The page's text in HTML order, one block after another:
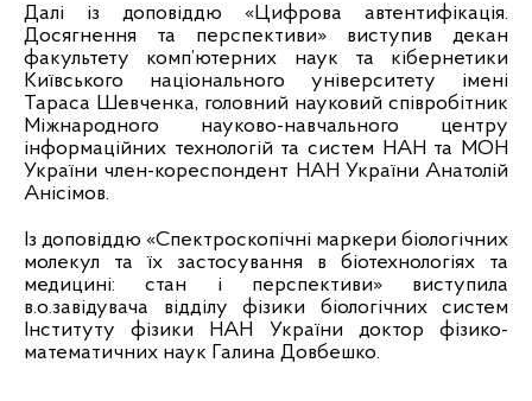
Далі із доповіддю «Цифрова автентифікація.
Досягнення та перспективи» виступив декан
факультету комп’ютерних наук та кібернетики
Київського національного університету імені
Тараса Шевченка, головний науковий співробітник
Міжнародного науково-навчального центру
інформаційних технологій та систем НАН та МОН
України член-кореспондент НАН України Анатолій
Анісімов.
Із доповіддю «Спектроскопічні маркери біологічних
молекул та їх застосування в біотехнологіях та
медицині: стан і перспективи» виступила
в.о.завідувача відділу фізики біологічних систем
Інституту фізики НАН України доктор фізико-
математичних наук Галина Довбешко.